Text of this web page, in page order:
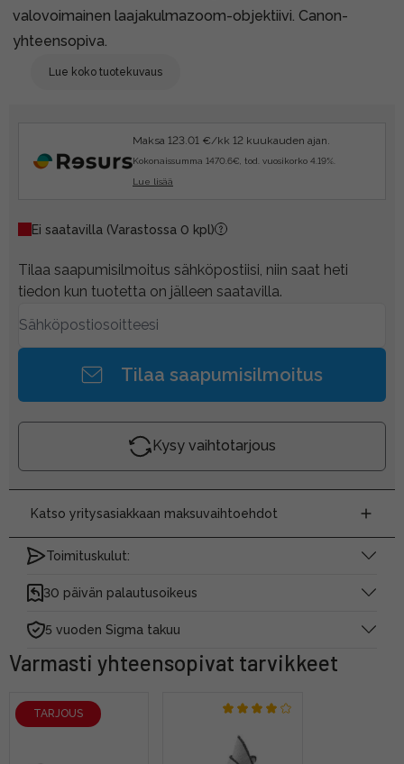
valovoimainen laajakulmazoom-objektiivi. Canon-
yhteensopiva.
Lue koko tuotekuvaus
Maksa 123.01 €/kk 12 kuukauden ajan.
Kokonaissumma 1470.6€, tod. vuosikorko 4.19%.
Lue lisää
Ei saatavilla (Varastossa 0 kpl)
Tilaa saapumisilmoitus sähköpostiisi, niin saat heti
tiedon kun tuotetta on jälleen saatavilla.
Tilaa saapumisilmoitus
Kysy vaihtotarjous
Katso yritysasiakkaan maksuvaihtoehdot
Toimituskulut:
30 päivän palautusoikeus
5 vuoden Sigma takuu
Varmasti yhteensopivat tarvikkeet
TARJOUS